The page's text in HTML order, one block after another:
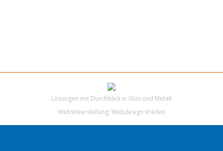
Lösungen mit Durchblick in Glas und Metall
Websiteerstellung: Webdesign Vreden